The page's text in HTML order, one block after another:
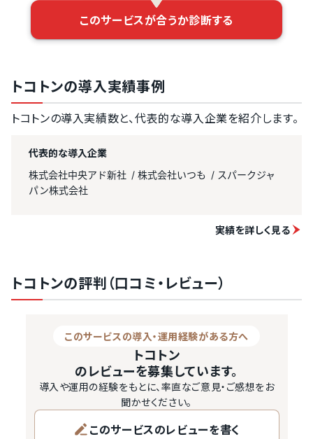
このサービスが合うか診断する
トコトンの導入実績事例
トコトンの導入実績数と、代表的な導入企業を紹介します。
代表的な導入企業
株式会社中央アド新社 株式会社いつも
スパークジャ
パン株式会社
実績を詳しく見る
トコトンの評判（口コミ・レビュー）
このサービスの導入・運用経験がある方へ
トコトン
のレビューを募集しています。
導入や運用の経験をもとに、率直なご意見・ご感想をお
聞かせください。
このサービスのレビューを書く